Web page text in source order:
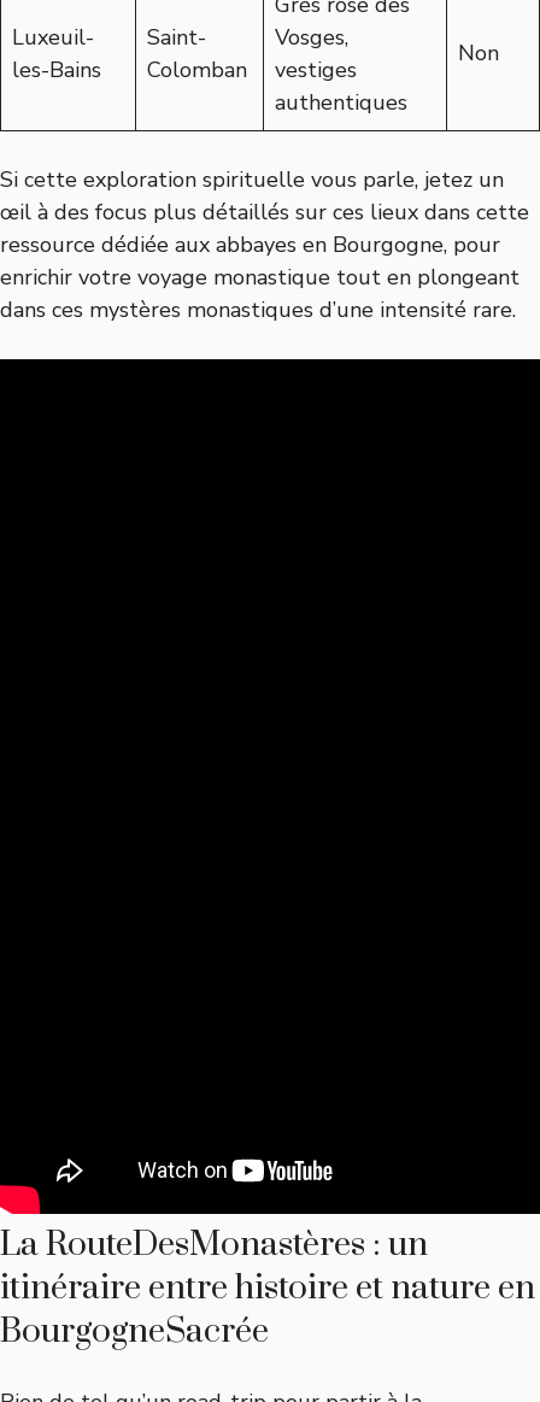
Luxeuil-
les-Bains
Saint-
Colomban
Vosges,
vestiges
authentiques
Non
Si cette exploration spirituelle vous parle, jetez un
œil à des focus plus détaillés sur ces lieux dans cette
ressource dédiée aux abbayes en Bourgogne, pour
enrichir votre voyage monastique tout en plongeant
dans ces mystères monastiques d’une intensité rare.
La RouteDesMonastères : un
itinéraire entre histoire et nature en
BourgogneSacrée